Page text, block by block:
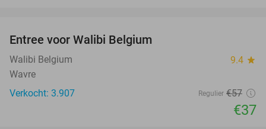
Entree voor Walibi Belgium
Walibi Belgium 9.4 star
Wavre
Verkocht: 3.907
Regulier €57
€37